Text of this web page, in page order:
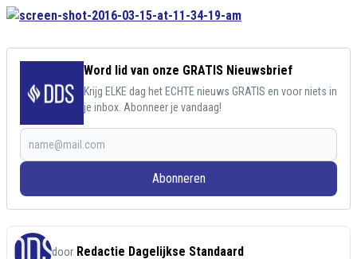
Word lid van onze GRATIS Nieuwsbrief
Krijg ELKE dag het ECHTE nieuws GRATIS en voor niets in
je inbox. Abonneer je vandaag!
Abonneren
door Redactie Dagelijkse Standaard